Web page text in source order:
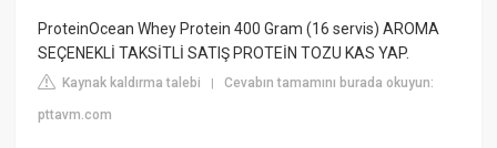
ProteinOcean Whey Protein 400 Gram (16 servis) AROMA
SEÇENEKLİ TAKSİTLİ SATIŞ PROTEİN TOZU KAS YAP.
Kaynak kaldırma talebi |Cevabın tamamını burada okuyun:
pttavm.com